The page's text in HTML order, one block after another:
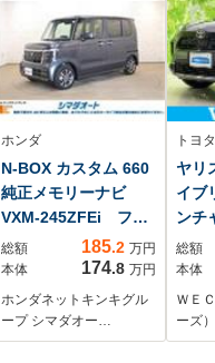
ホンダ
N-BOX カスタム 660
純正メモリーナビ
VXM-245ZFEi フル
セグTVETC バック
カメラ 両側電動ス
ライドドア クリア
ランスソナー クル
ーズコントロール
総額 185.2 万円
本体
174.8 万円
ホンダネットキンキグル
ープ シマダオー…
トヨタ
ヤリ
イブ
ンチ
4WD
ーデ
チ/ト
セン
ー/パ
総額
本体
ＷＥ
ーズ